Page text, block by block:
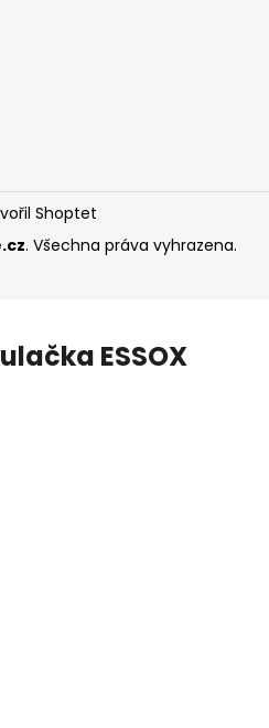
Shoptet
. Všechna práva vyhrazena.
ESSOX